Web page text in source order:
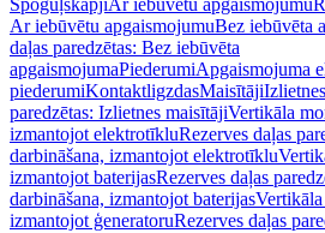
SpoguļskapjiAr iebūvētu apgaismojumu
Ar iebūvētu apgaismojumuBez iebūvēta
daļas paredzētas: Bez iebūvēta
apgaismojumaPiederumiApgaismojuma
piederumiKontaktligzdasMaisītāji
paredzētas: Izlietnes maisītājiVertikāla
izmantojot elektrotīkluRezerves daļas
darbināšana, izmantojot elektrotīklu
izmantojot baterijasRezerves daļas
darbināšana, izmantojot baterijasVertikāla
izmantojot ģeneratoruRezerves daļas